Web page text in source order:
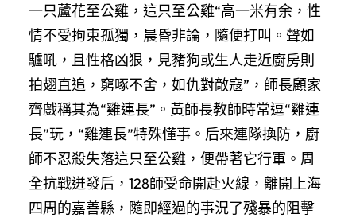
一只蘆花至公雞，這只至公雞“高一米有余，性
情不受拘束孤獨，晨昏非論，隨便打叫。聲如
驢吼，且性格凶狠，見豬狗或生人走近廚房則
拍翅直追，窮啄不舍，如仇對敵寇”，師長顧家
齊戲稱其為“雞連長”。黃師長教師時常逗“雞連
長”玩，“雞連長”特殊懂事。后來連隊換防，廚
師不忍殺失落這只至公雞，便帶著它行軍。周
全抗戰迸發后，128師受命開赴火線，離開上海
四周的嘉善縣，隨即經過的事況了殘暴的阻擊